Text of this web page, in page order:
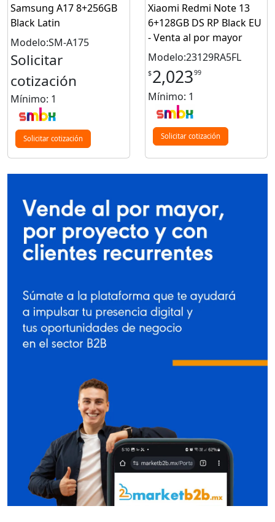
Samsung A17 8+256GB
Black Latin
Modelo:SM-A175
Solicitar
cotización
Mínimo: 1
Solicitar cotización
Xiaomi Redmi Note 13
6+128GB DS RP Black EU
- Venta al por mayor
Modelo:23129RA5FL
$2,02399
Mínimo: 1
Solicitar cotización